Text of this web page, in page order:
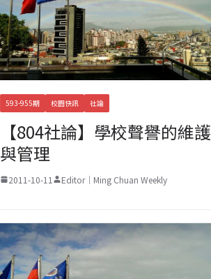
593-955期 校園快訊 社論
【804社論】學校聲譽的維護
與管理
2011-10-11 Editor｜Ming Chuan Weekly